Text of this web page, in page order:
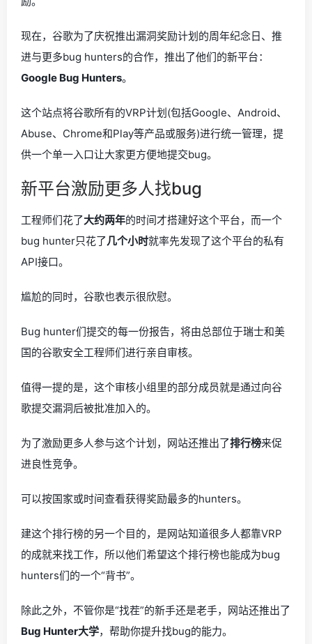
现在，谷歌为了庆祝推出漏洞奖励计划的周年纪念日、推
进与更多bug hunters的合作，推出了他们的新平台：
Google Bug Hunters。
这个站点将谷歌所有的VRP计划(包括Google、Android、
Abuse、Chrome和Play等产品或服务)进行统一管理，提
供一个单一入口让大家更方便地提交bug。
新平台激励更多人找bug
工程师们花了大约两年的时间才搭建好这个平台，而一个
bug hunter只花了几个小时就率先发现了这个平台的私有
API接口。
尴尬的同时，谷歌也表示很欣慰。
Bug hunter们提交的每一份报告，将由总部位于瑞士和美
国的谷歌安全工程师们进行亲自审核。
值得一提的是，这个审核小组里的部分成员就是通过向谷
歌提交漏洞后被批准加入的。
为了激励更多人参与这个计划，网站还推出了排行榜来促
进良性竞争。
可以按国家或时间查看获得奖励最多的hunters。
建这个排行榜的另一个目的，是网站知道很多人都靠VRP
的成就来找工作，所以他们希望这个排行榜也能成为bug
hunters们的一个“背书”。
除此之外，不管你是“找茬”的新手还是老手，网站还推出了
Bug Hunter大学，帮助你提升找bug的能力。